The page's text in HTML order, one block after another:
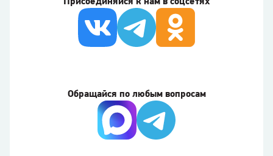
Обращайся по любым вопросам